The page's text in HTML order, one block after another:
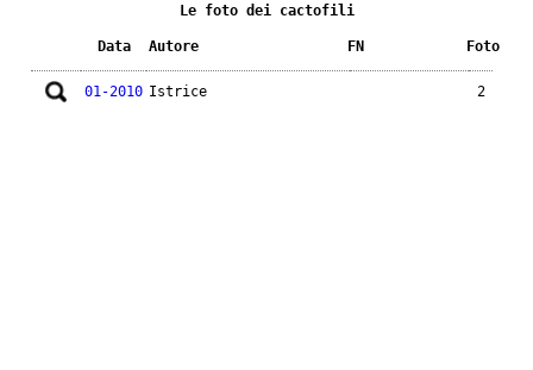
Le foto dei cactofili
Data Autore FN Foto
01-2010 Istrice 2